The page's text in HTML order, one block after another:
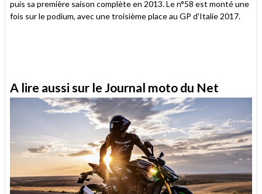
puis sa première saison complète en 2013. Le n°58 est monté une
fois sur le podium, avec une troisième place au GP d'Italie 2017.
A lire aussi sur le Journal moto du Net